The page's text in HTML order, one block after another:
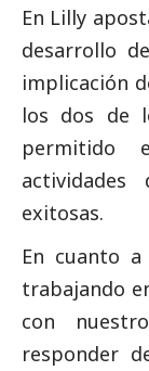
En Lilly
desarrollo
implicación
los dos de
permitido
actividades
exitosas.
En cuanto
trabajando
con
responder